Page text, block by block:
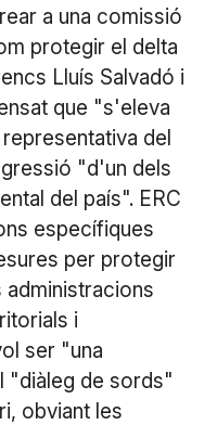
a una comissió
protegir el delta
Lluís Salvadó i
que "s'eleva
del
"d'un dels
del país". ERC
específiques
per protegir
administracions
i
ser "una
"diàleg de sords"
obviant les